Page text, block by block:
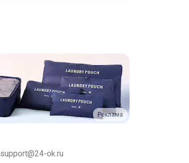
Реклама
support@24-ok.ru